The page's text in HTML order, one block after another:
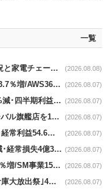
一覧
Weekly Review｜熊本地震/店舗の営業状況と家電チェーンの支援策 (2026.08.08)
Amazon news｜2Q営業収益2006億ドル13.7％増/AWS36.8％％増が貢献 (2026.08.07)
ニトリnews｜第1Q売上収益2263億円2.3%減･四半期利益1.4％減 (2026.08.07)
ユニクロnews｜京都･河原町通りにグローバル旗艦店を11/6開設 (2026.08.07)
AOKI news｜第1Q売上高430億円1.6％減･経常利益54.6％減 (2026.08.07)
はるやまnews｜第1Q売上高71億円1.4％減･経常損失4億3800万円 (2026.08.07)
バローnews｜第１Q営業収益2434億円9.9％増/SM事業15.5％増と絶好調 (2026.08.07)
島忠news｜展示品家具が最大50％オフ｢倉庫大放出祭｣4店舗限定で開催 (2026.08.07)